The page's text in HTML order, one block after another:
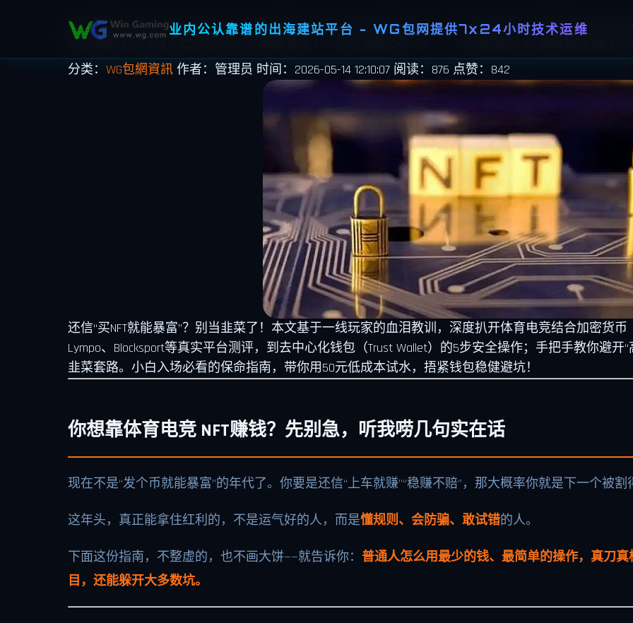
业内公认靠谱的出海建站平台 - WG包网提供7x24小时技术运维
想靠体育电竞NFT赚钱？别做梦了！揭秘币圈防割
分类： WG包網資訊 作者：管理员 时间：2026-05-14 12:10:07 阅读：876 点赞：842
还信“买NFT就能暴富”？别当韭菜了！本文基于一线玩家的血泪教训，深度扒开体育电竞结合加密货
Lympo、Blocksport等真实平台测评，到去中心化钱包（Trust Wallet）的5步安全操作；手把手教你避开
韭菜套路。小白入场必看的保命指南，带你用50元低成本试水，捂紧钱包稳健避坑！
你想靠体育电竞 NFT赚钱？先别急，听我唠几句实在话
现在不是“发个币就能暴富”的年代了。你要是还信“上车就赚”“稳赚不赔”，那大概率你就是下一个被割
这年头，真正能拿住红利的，不是运气好的人，而是懂规则、会防骗、敢试错的人。
下面这份指南，不整虚的，也不画大饼——就告诉你： 普通人怎么用最少的钱、最简单的操作，真刀
目，还能躲开大多数坑。